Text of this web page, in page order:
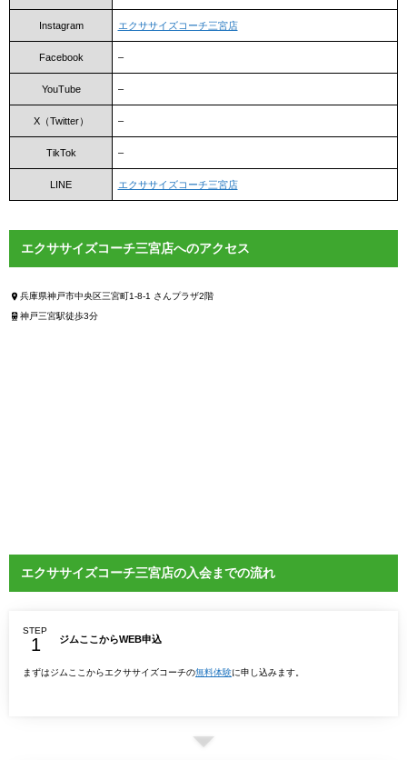
Instagram エクササイズコーチ三宮店
Facebook –
YouTube –
X（Twitter） –
TikTok –
LINE エクササイズコーチ三宮店
エクササイズコーチ三宮店へのアクセス
兵庫県神戸市中央区三宮町1-8-1 さんプラザ2階
神戸三宮駅徒歩3分
エクササイズコーチ三宮店の入会までの流れ
STEP
ジムここからWEB申込
まずはジムここからエクササイズコーチの無料体験に申し込みます。